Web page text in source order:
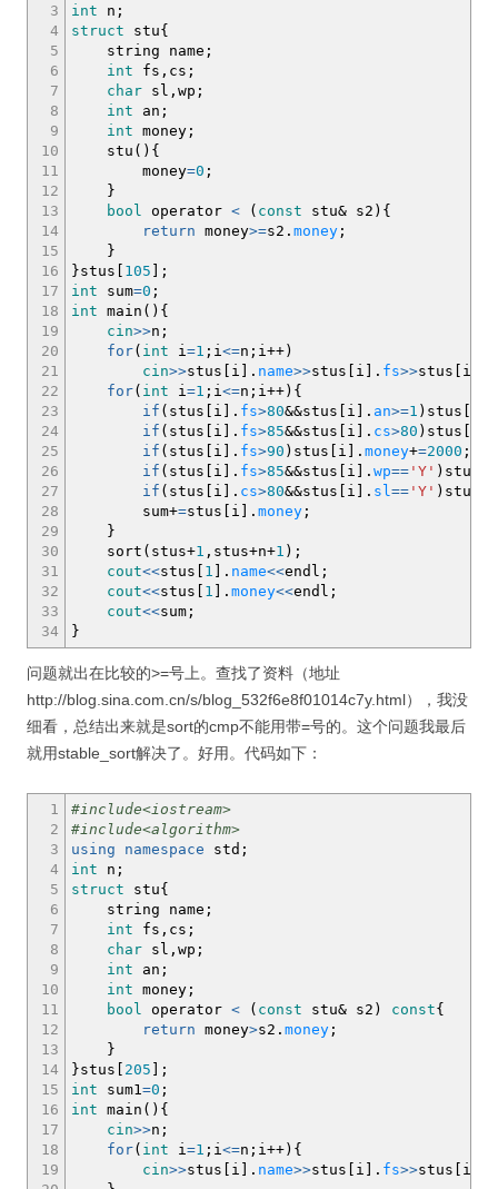
3
4
5
6
7
8
9
10
11
12
13
14
15
16
17
18
19
20
21
22
23
24
25
26
27
28
29
30
31
32
33
34
int n ;
struct stu{
string name ;
int fs,cs ;
char sl,wp ;
int an ;
int money ;
stu ( ) {
money=0 ;
}
bool operator < ( const stu& s2 ) {
return money>=s2. money ;
}
}stus 105
;
int sum=0 ;
int main ( ) {
cin>>n ;
for( int i=1 ; i<=n ; i++)
cin>>stus i . name>>stus i . fs>>stus i
for( int i=1 ; i<=n ; i++) {
if ( stus i . fs>80&&stus i . an>=1 ) stus
if ( stus i . fs>85&&stus i . cs>80 ) stus
if ( stus i . fs>90 ) stus i . money+=2000 ;
if ( stus i . fs>85&&stus i . wp== 'Y' ) stus
if ( stus i . cs>80&&stus i . sl== 'Y' ) stus
sum+=stus i . money ;
}
sort ( stus+1 ,stus+n+1 ) ;
cout<<stus 1 . name<<endl ;
cout<<stus 1 . money<<endl ;
cout<<sum ;
}
问题就出在比较的>=号上。查找了资料（地址
http://blog.sina.com.cn/s/blog_532f6e8f01014c7y.html），我没
细看，总结出来就是sort的cmp不能用带=号的。这个问题我最后
就用stable_sort解决了。好用。代码如下：
1
2
3
4
5
6
7
8
9
10
11
12
13
14
15
16
17
18
19
#include<iostream>
#include<algorithm>
using
namespace std ;
int n ;
struct stu{
string name ;
int fs,cs ;
char sl,wp ;
int an ;
int money ;
bool operator < ( const stu& s2 ) const{
return money>s2. money ;
}
}stus 205
;
int sum1=0 ;
int main ( ) {
cin>>n ;
for( int i=1 ; i<=n ; i++) {
cin>>stus i . name>>stus i . fs>>stus i